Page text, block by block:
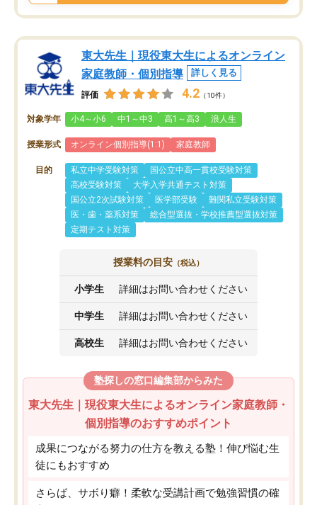
東大先生｜現役東大生によるオンライン
家庭教師・個別指導
詳しく見る
評価 4.2 （10件）
対象学年 小4～小6 中1～中3 高1～高3 浪人生
授業形式 オンライン個別指導(1:1) 家庭教師
目的 私立中学受験対策
国公立中高一貫校受験対策
高校受験対策
大学入学共通テスト対策
国公立2次試験対策
医学部受験
難関私立受験対策
医・歯・薬系対策
総合型選抜・学校推薦型選抜対策
定期テスト対策
授業料の目安 （税込）
小学生 詳細はお問い合わせください
中学生 詳細はお問い合わせください
高校生 詳細はお問い合わせください
塾探しの窓口編集部からみた
東大先生｜現役東大生によるオンライン家庭教師・
個別指導のおすすめポイント
成果につながる努力の仕方を教える塾！伸び悩む生
徒にもおすすめ
さらば、サボり癖！柔軟な受講計画で勉強習慣の確